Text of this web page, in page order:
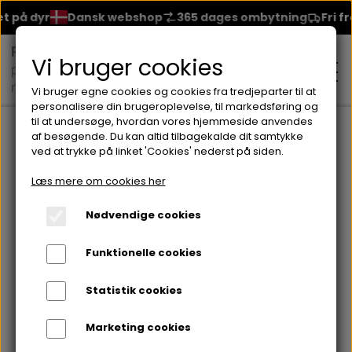
dyr Dansk webshop 365 dages ombytning Fri
MAKEUP
ANSIGT
FOUNDATION
BLUSH
BRYN
GEL
ØJNE
HUDPLEJE
ØJENCREME
HÅRPLEJE
SHAMPOO
Forside Creme & Masker YOUTH RECAP SERUM
Vi bruger cookies
Vi bruger egne cookies og cookies fra tredjeparter til at
personalisere din brugeroplevelse, til markedsføring og
til at undersøge, hvordan vores hjemmeside anvendes
af besøgende. Du kan altid tilbagekalde dit samtykke
ved at trykke på linket 'Cookies' nederst på siden.
Læs mere om cookies her
Nødvendige cookies
Funktionelle cookies
Statistik cookies
Marketing cookies